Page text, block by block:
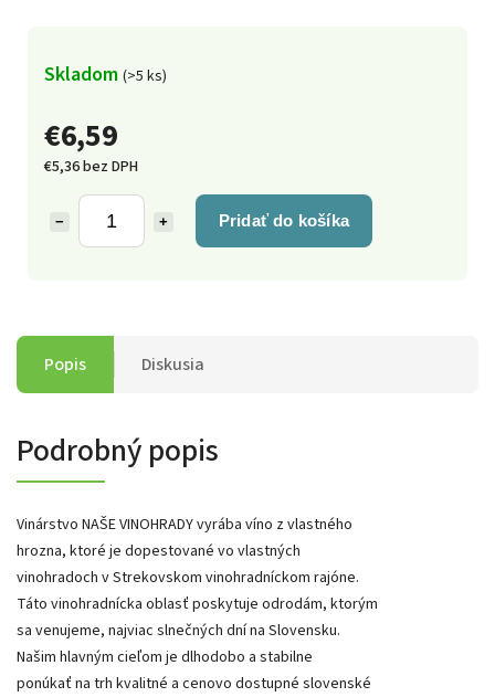
€6,59
€5,36 bez DPH
+
− Pridať do košíka
Skladom (>5 ks)
Popis Diskusia
Podrobný popis
Vinárstvo NAŠE VINOHRADY vyrába víno z vlastného
hrozna, ktoré je dopestované vo vlastných
vinohradoch v Strekovskom vinohradníckom rajóne.
Táto vinohradnícka oblasť poskytuje odrodám, ktorým
sa venujeme, najviac slnečných dní na Slovensku.
Našim hlavným cieľom je dlhodobo a stabilne
ponúkať na trh kvalitné a cenovo dostupné slovenské